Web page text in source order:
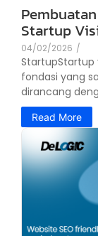
Startup
04/02/2026 /
fondasi yang
dirancang
Read More